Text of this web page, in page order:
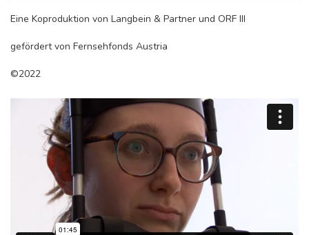
Eine Koproduktion von Langbein & Partner und ORF III
gefördert von Fernsehfonds Austria
©2022